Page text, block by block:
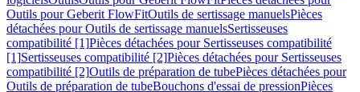
Outils pour Geberit FlowFitOutils de sertissage manuelsPièces
détachées pour Outils de sertissage manuelsSertisseuses
compatibilité [1]Pièces détachées pour Sertisseuses compatibilité
[1]Sertisseuses compatibilité [2]Pièces détachées pour Sertisseuses
compatibilité [2]Outils de préparation de tubePièces détachées pour
Outils de préparation de tubeBouchons d'essai de pressionPièces